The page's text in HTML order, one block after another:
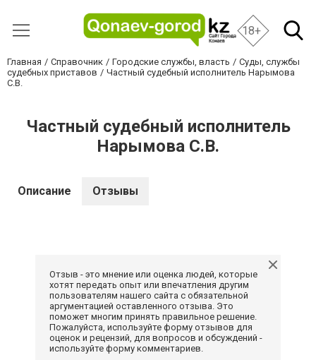
18+
Главная Справочник Городские службы, власть
Суды, службы
судебных приставов
Частный судебный исполнитель Нарымова
С.В.
Частный судебный исполнитель
Нарымова С.В.
Описание Отзывы
Отзыв - это мнение или оценка людей, которые
хотят передать опыт или впечатления другим
пользователям нашего сайта с обязательной
аргументацией оставленного отзыва. Это
поможет многим принять правильное решение.
Пожалуйста, используйте форму отзывов для
оценок и рецензий, для вопросов и обсуждений -
используйте форму комментариев.